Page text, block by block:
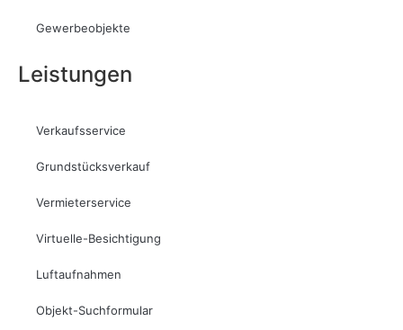
Gewerbeobjekte
Leistungen
Verkaufsservice
Grundstücksverkauf
Vermieterservice
Virtuelle-Besichtigung
Luftaufnahmen
Objekt-Suchformular